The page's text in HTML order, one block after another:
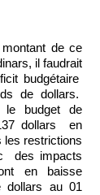
de ce
il faudrait
budgétaire
de dollars.
le budget de
dollars en
les restrictions
des impacts
en baisse
dollars au 01